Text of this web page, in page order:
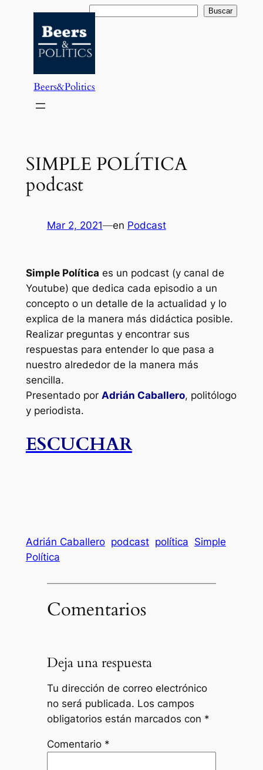
contenido
Buscar Buscar
Beers&Politics
SIMPLE POLÍTICA
podcast
Mar 2, 2021—en Podcast
Simple Política es un podcast (y canal de
Youtube) que dedica cada episodio a un
concepto o un detalle de la actualidad y lo
explica de la manera más didáctica posible.
Realizar preguntas y encontrar sus
respuestas para entender lo que pasa a
nuestro alrededor de la manera más
sencilla.
Presentado por Adrián Caballero, politólogo
y periodista.
ESCUCHAR
Adrián Caballero podcast política Simple
Política
Comentarios
Deja una respuesta
Tu dirección de correo electrónico
no será publicada. Los campos
obligatorios están marcados con *
Comentario *